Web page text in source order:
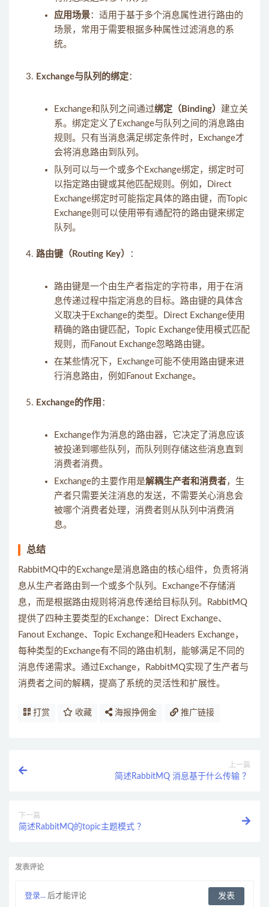
应用场景：适用于基于多个消息属性进行路由的
场景，常用于需要根据多种属性过滤消息的系
统。
Exchange与队列的绑定：
Exchange和队列之间通过绑定（Binding） 建立关
系。绑定定义了Exchange与队列之间的消息路由
规则。只有当消息满足绑定条件时，Exchange才
会将消息路由到队列。
队列可以与一个或多个Exchange绑定，绑定时可
以指定路由键或其他匹配规则。例如，Direct
Exchange绑定时可能指定具体的路由键，而Topic
Exchange则可以使用带有通配符的路由键来绑定
队列。
路由键（Routing Key） ：
路由键是一个由生产者指定的字符串，用于在消
息传递过程中指定消息的目标。路由键的具体含
义取决于Exchange的类型。Direct Exchange使用
精确的路由键匹配，Topic Exchange使用模式匹配
规则，而Fanout Exchange忽略路由键。
在某些情况下，Exchange可能不使用路由键来进
行消息路由，例如Fanout Exchange。
Exchange的作用 ：
Exchange作为消息的路由器，它决定了消息应该
被投递到哪些队列，而队列则存储这些消息直到
消费者消费。
Exchange的主要作用是解耦生产者和消费者，生
产者只需要关注消息的发送，不需要关心消息会
被哪个消费者处理，消费者则从队列中消费消
息。
总结
RabbitMQ中的Exchange是消息路由的核心组件，负责将消
息从生产者路由到一个或多个队列。Exchange不存储消
息，而是根据路由规则将消息传递给目标队列。RabbitMQ
提供了四种主要类型的Exchange：Direct Exchange、
Fanout Exchange、Topic Exchange和Headers Exchange，
每种类型的Exchange有不同的路由机制，能够满足不同的
消息传递需求。通过Exchange，RabbitMQ实现了生产者与
消费者之间的解耦，提高了系统的灵活性和扩展性。
打赏 收藏 海报挣佣金 推广链接
上一篇
简述RabbitMQ 消息基于什么传输 ？
下一篇
简述RabbitMQ的topic主题模式 ？
发表评论
登录... 后才能评论